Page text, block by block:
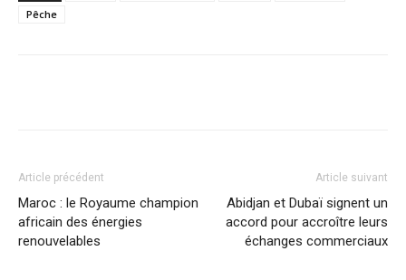
Pêche
Article précédent
Maroc : le Royaume champion
africain des énergies
renouvelables
Article suivant
Abidjan et Dubaï signent un
accord pour accroître leurs
échanges commerciaux